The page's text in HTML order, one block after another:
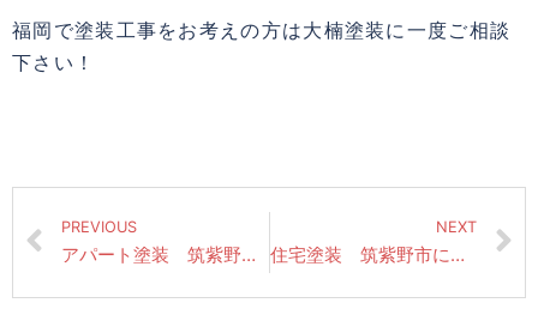
福岡で塗装工事をお考えの方は大楠塗装に一度ご相談
下さい！
PREVIOUS
アパート塗装 筑紫野市にて昨日の作業風景（雨樋塗装1回目・破風板中塗り）
NEXT
住宅塗装 筑紫野市にて先日の作業風景（鉄部さび止め・各所養生）